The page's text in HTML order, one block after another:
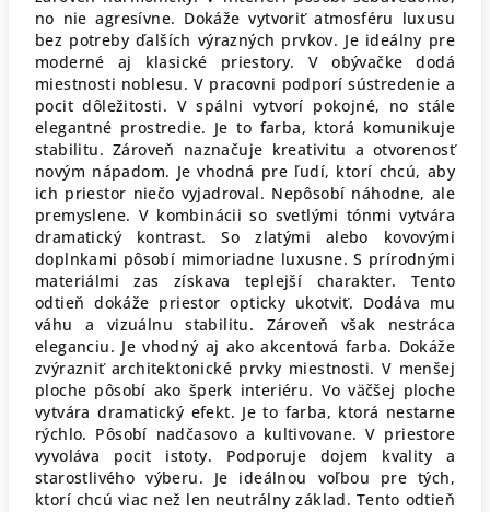
no nie agresívne. Dokáže vytvoriť atmosféru luxusu
bez potreby ďalších výrazných prvkov. Je ideálny pre
moderné aj klasické priestory. V obývačke dodá
miestnosti noblesu. V pracovni podporí sústredenie a
pocit dôležitosti. V spálni vytvorí pokojné, no stále
elegantné prostredie. Je to farba, ktorá komunikuje
stabilitu. Zároveň naznačuje kreativitu a otvorenosť
novým nápadom. Je vhodná pre ľudí, ktorí chcú, aby
ich priestor niečo vyjadroval. Nepôsobí náhodne, ale
premyslene. V kombinácii so svetlými tónmi vytvára
dramatický kontrast. So zlatými alebo kovovými
doplnkami pôsobí mimoriadne luxusne. S prírodnými
materiálmi zas získava teplejší charakter. Tento
odtieň dokáže priestor opticky ukotviť. Dodáva mu
váhu a vizuálnu stabilitu. Zároveň však nestráca
eleganciu. Je vhodný aj ako akcentová farba. Dokáže
zvýrazniť architektonické prvky miestnosti. V menšej
ploche pôsobí ako šperk interiéru. Vo väčšej ploche
vytvára dramatický efekt. Je to farba, ktorá nestarne
rýchlo. Pôsobí nadčasovo a kultivovane. V priestore
vyvoláva pocit istoty. Podporuje dojem kvality a
starostlivého výberu. Je ideálnou voľbou pre tých,
ktorí chcú viac než len neutrálny základ. Tento odtieň